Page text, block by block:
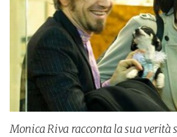
Monica Riva racconta la sua verità